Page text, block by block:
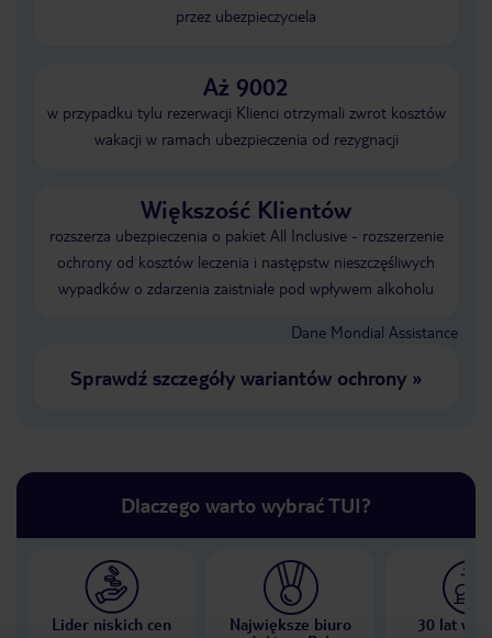
przez ubezpieczyciela
Aż 9002
w przypadku tylu rezerwacji Klienci otrzymali zwrot kosztów
wakacji w ramach ubezpieczenia od rezygnacji
Większość Klientów
rozszerza ubezpieczenia o pakiet All Inclusive - rozszerzenie
ochrony od kosztów leczenia i następstw nieszczęśliwych
wypadków o zdarzenia zaistniałe pod wpływem alkoholu
Dane Mondial Assistance
Sprawdź szczegóły wariantów ochrony»
Dlaczego warto wybrać TUI?
Lider niskich cen
Największe biuro
30 lat w